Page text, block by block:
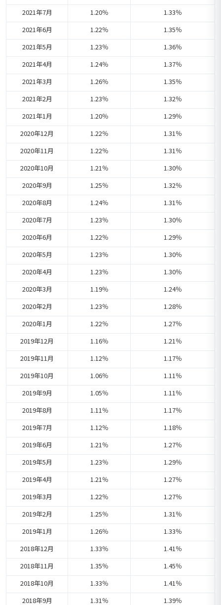
2021年7月
1.20％
1.33％
2021年6月
1.22％
1.35％
2021年5月
1.23％
1.36％
2021年4月
1.24％
1.37％
2021年3月
1.26％
1.35％
2021年2月
1.23％
1.32％
2021年1月
1.20％
1.29％
2020年12月
1.22％
1.31％
2020年11月
1.22％
1.31％
2020年10月
1.21％
1.30％
2020年9月
1.25％
1.32％
2020年8月
1.24％
1.31％
2020年7月
1.23％
1.30％
2020年6月
1.22％
1.29％
2020年5月
1.23％
1.30％
2020年4月
1.23％
1.30％
2020年3月
1.19％
1.24％
2020年2月
1.23％
1.28％
2020年1月
1.22％
1.27％
2019年12月
1.16％
1.21％
2019年11月
1.12％
1.17％
2019年10月
1.06％
1.11％
2019年9月
1.05％
1.11％
2019年8月
1.11％
1.17％
2019年7月
1.12％
1.18％
2019年6月
1.21％
1.27％
2019年5月
1.23％
1.29％
2019年4月
1.21％
1.27％
2019年3月
1.22％
1.27％
2019年2月
1.25％
1.31％
2019年1月
1.26％
1.33％
2018年12月
1.33％
1.41％
2018年11月
1.35％
1.45％
2018年10月
1.33％
1.41％
2018年9月
1.31％ 1.39％